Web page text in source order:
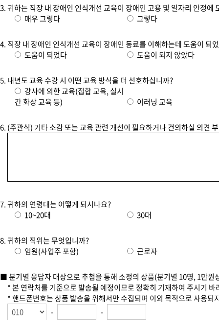
귀하는 직장 내 장애인 인식개선 교육이 장애인 고용 및 일자리 안정에
매우 그렇다
그렇다
직장 내 장애인 인식개선 교육이 장애인 동료를 이해하는데 도움이 되
도움이 되었다
도움이 되지 않았다
내년도 교육 수강 시 어떤 교육 방식을 더 선호하십니까?
강사에 의한 교육(집합 교육, 실시
간 화상 교육 등)
이러닝 교육
(주관식) 기타 소감 또는 교육 관련 개선이 필요하거나 건의하실 의견
귀하의 연령대는 어떻게 되시나요?
10~20대
30대
귀하의 직위는 무엇입니까?
임원(사업주 포함)
근로자
■ 분기별 응답자 대상으로 추첨을 통해 소정의 상품(분기별 10명, 1만
* 본 연락처를 기준으로 발송될 예정이므로 정확히 기재하여 주시기
* 핸드폰번호는 상품 발송을 위해서만 수집되며 이외 목적으로 사용되
-
-